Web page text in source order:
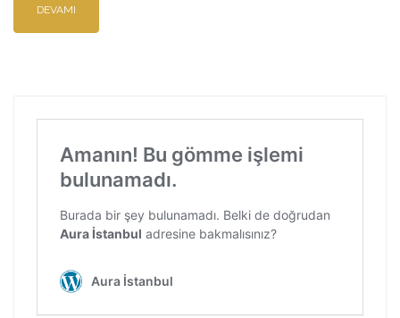
DEVAMI